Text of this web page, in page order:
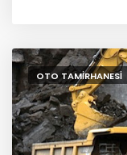
OTO TAMIRHANESI